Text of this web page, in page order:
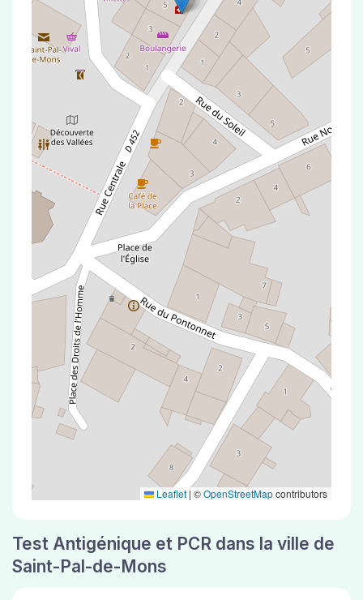
Leaflet | ©OpenStreetMapcontributors
Test Antigénique et PCR dans la ville de
Saint-Pal-de-Mons